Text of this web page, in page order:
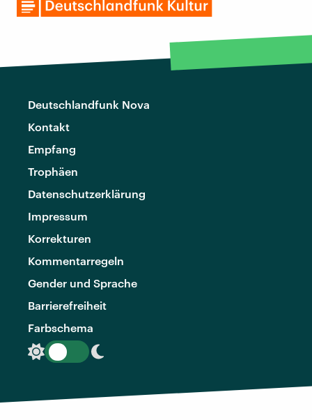
Deutschlandfunk Nova
Kontakt
Empfang
Trophäen
Datenschutzerklärung
Impressum
Korrekturen
Kommentarregeln
Gender und Sprache
Barrierefreiheit
Farbschema